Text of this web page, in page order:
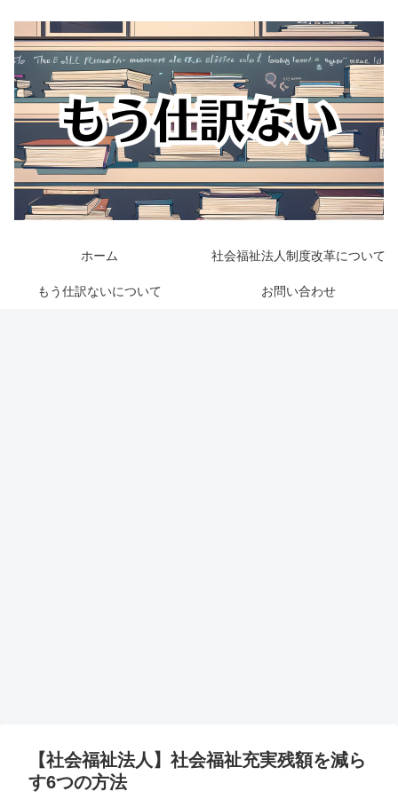
ホーム 社会福祉法人制度改革について
もう仕訳ないについて お問い合わせ
【社会福祉法人】社会福祉充実残額を減ら
す6つの方法